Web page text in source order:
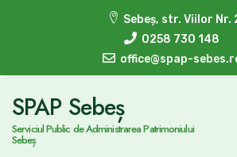
Sebeș, str. Viilor Nr.
0258 730 148
office@spap-
SPAP Sebeș
Serviciul Public de Administrarea Patrimoniului
Sebeș